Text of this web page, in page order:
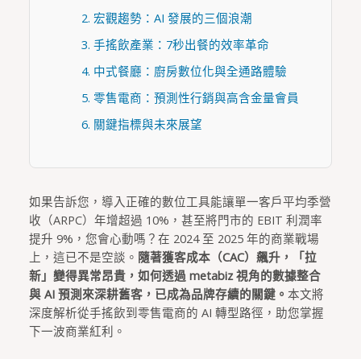
2. 宏觀趨勢：AI 發展的三個浪潮
3. 手搖飲產業：7秒出餐的效率革命
4. 中式餐廳：廚房數位化與全通路體驗
5. 零售電商：預測性行銷與高含金量會員
6. 關鍵指標與未來展望
如果告訴您，導入正確的數位工具能讓單一客戶平均季營
收（ARPC）年增超過 10%，甚至將門市的 EBIT 利潤率
提升 9%，您會心動嗎？在 2024 至 2025 年的商業戰場
上，這已不是空談。 隨著獲客成本（CAC）飆升，「拉
新」變得異常昂貴，如何透過 metabiz 視角的數據整合
與 AI 預測來深耕舊客，已成為品牌存續的關鍵。 本文將
深度解析從手搖飲到零售電商的 AI 轉型路徑，助您掌握
下一波商業紅利。